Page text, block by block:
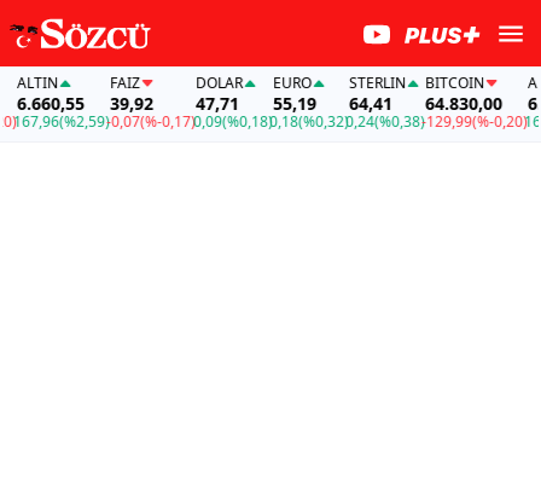
(%2,59)
FAİZ
39,92
-0,07(%-0,17)
DOLAR
47,71
0,09(%0,18)
EURO
55,19
0,18(%0,32)
STERLIN
64,41
0,24(%0,38)
BITCOIN
64.830,00
-129,99(%-0,20)